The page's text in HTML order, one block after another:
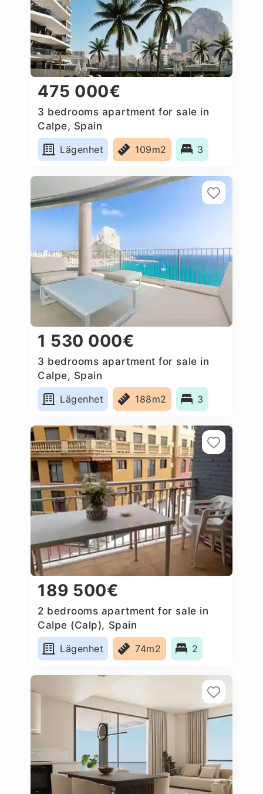
475 000€
3 bedrooms apartment for sale in
Calpe, Spain
Lägenhet
109m2 3
1 530 000€
3 bedrooms apartment for sale in
Calpe, Spain
Lägenhet
188m2 3
189 500€
2 bedrooms apartment for sale in
Calpe (Calp), Spain
Lägenhet
74m2 2